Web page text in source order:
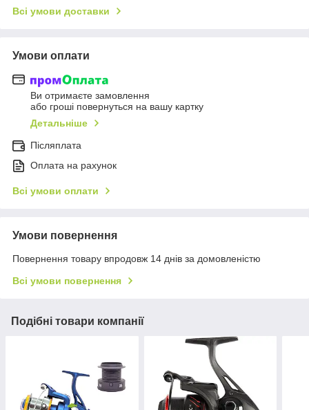
Всі умови доставки
Умови оплати
Ви отримаєте замовлення
або гроші повернуться на вашу картку
Детальніше
Післяплата
Оплата на рахунок
Всі умови оплати
Умови повернення
Повернення товару впродовж 14 днів за домовленістю
Всі умови повернення
Подібні товари компанії